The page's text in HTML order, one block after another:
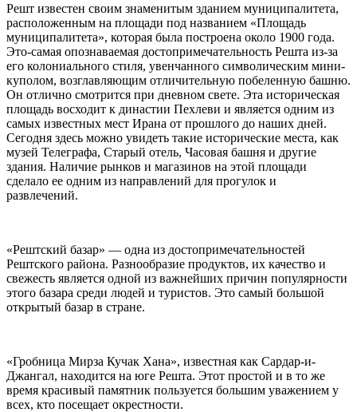
Решт известен своим знаменитым зданием муниципалитета,
расположенным на площади под названием «Площадь
муниципалитета», которая была построена около 1900 года.
Это-самая опознаваемая достопримечательность Решта из-за
его колониального стиля, увенчанного символическим мини-
куполом, возглавляющим отличительную побеленную башню.
Он отлично смотрится при дневном свете. Эта историческая
площадь восходит к династии Пехлеви и является одним из
самых известных мест Ирана от прошлого до наших дней.
Сегодня здесь можно увидеть такие исторические места, как
музей Телеграфа, Старый отель, Часовая башня и другие
здания. Наличие рынков и магазинов на этой площади
сделало ее одним из направлений для прогулок и
развлечений.
«Рештский базар» — одна из достопримечательностей
Рештского района. Разнообразие продуктов, их качество и
свежесть является одной из важнейших причин популярности
этого базара среди людей и туристов. Это самый большой
открытый базар в стране.
«Гробница Мирза Кучак Хана», известная как Сардар-и-
Джангал, находится на юге Решта. Этот простой и в то же
время красивый памятник пользуется большим уважением у
всех, кто посещает окрестности.